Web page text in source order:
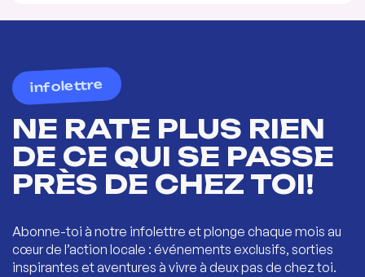
infolettre
NE RATE PLUS RIEN
DE CE QUI SE PASSE
PRÈS DE CHEZ TOI!
Abonne-toi à notre infolettre et plonge chaque mois au
cœur de l’action locale : événements exclusifs, sorties
inspirantes et aventures à vivre à deux pas de chez toi.